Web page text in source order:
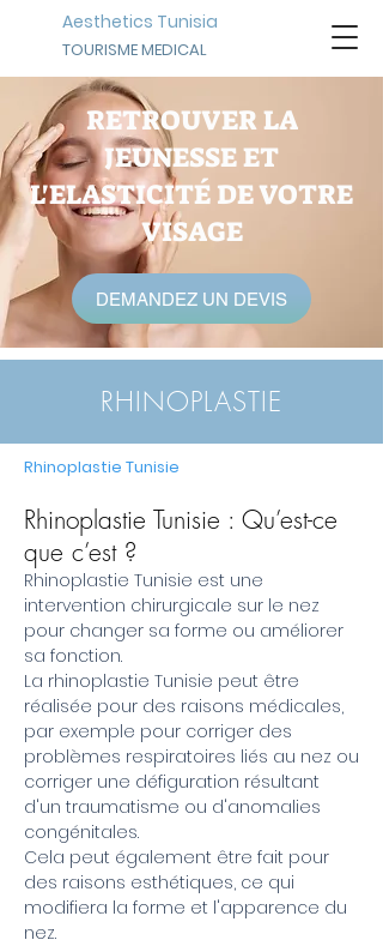
Aesthetics Tunisia
TOURISME MEDICAL
RETROUVER LA
JEUNESSE ET
L'ELASTICITÉ DE VOTRE
VISAGE
DEMANDEZ UN DEVIS
RHINOPLASTIE
Rhinoplastie Tunisie
Rhinoplastie Tunisie : Qu’est-ce
que c’est ?
Rhinoplastie Tunisie est une
intervention chirurgicale sur le nez
pour changer sa forme ou améliorer
sa fonction.
La rhinoplastie Tunisie peut être
réalisée pour des raisons médicales,
par exemple pour corriger des
problèmes respiratoires liés au nez ou
corriger une défiguration résultant
d'un traumatisme ou d'anomalies
congénitales.
Cela peut également être fait pour
des raisons esthétiques, ce qui
modifiera la forme et l'apparence du
nez.